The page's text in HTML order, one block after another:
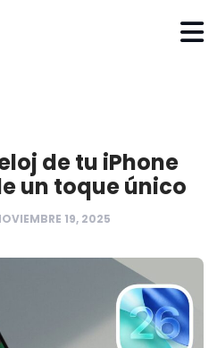
de tu iPhone
un toque único
19, 2025